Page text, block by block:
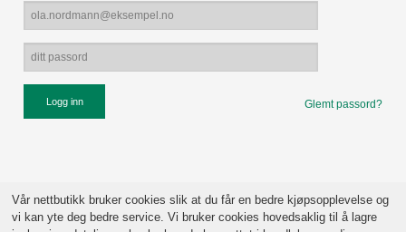
Glemt passord?
Vår nettbutikk bruker cookies slik at du får en bedre kjøpsopplevelse og
vi kan yte deg bedre service. Vi bruker cookies hovedsaklig til å lagre